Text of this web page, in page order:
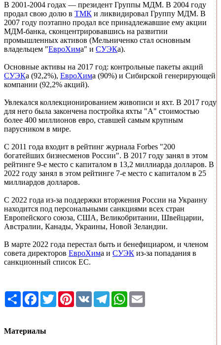
В 2001-2004 годах — президент Группы МДМ. В 2004 году
продал свою долю в ТМК и ликвидировал Группу МДМ. В
2007 году поэтапно продал все принадлежавшие ему акции
МДМ-банка, сконцентрировавшись на развитии
промышленных активов (Мельниченко стал основным
владельцем "ЕвроХима" и СУЭКа).
Основные активы на 2017 год: контрольные пакеты акций
СУЭКа (92,2%), ЕвроХима (90%) и Сибирской генерирующей
компании (92,2% акций).
Увлекался коллекционированием живописи и яхт. В 2017 году
для него была закончена постройка яхты "А" стоимостью
более 400 миллионов евро, ставшей самым крупным
парусником в мире.
С 2011 года входит в рейтинг журнала Forbes "200
богатейших бизнесменов России". В 2017 году занял в этом
рейтинге 9-е место с капиталом в 13,2 миллиарда долларов. В
2022 году занял в этом рейтинге 7-е место с капиталом в 25
миллиардов долларов.
С 2022 года из-за поддержки вторжения России на Украину
находится под персональными санкциями всех стран
Европейского союза, США, Великобритании, Швейцарии,
Австралии, Канады, Украины, Новой Зеландии.
В марте 2022 года перестал быть и бенефициаром, и членом
совета директоров ЕвроХима и СУЭК из-за попадания в
санкционный список ЕС.
Share Facebook
TwitterPinterest
VK TelegramWhatsApp
Материалы